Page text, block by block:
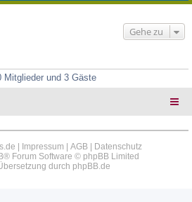
Gehe zu
Mitglieder und 3 Gäste
| Impressum AGB|
Datenschutz
® Forum Software © phpBB Limited
durch phpBB.de